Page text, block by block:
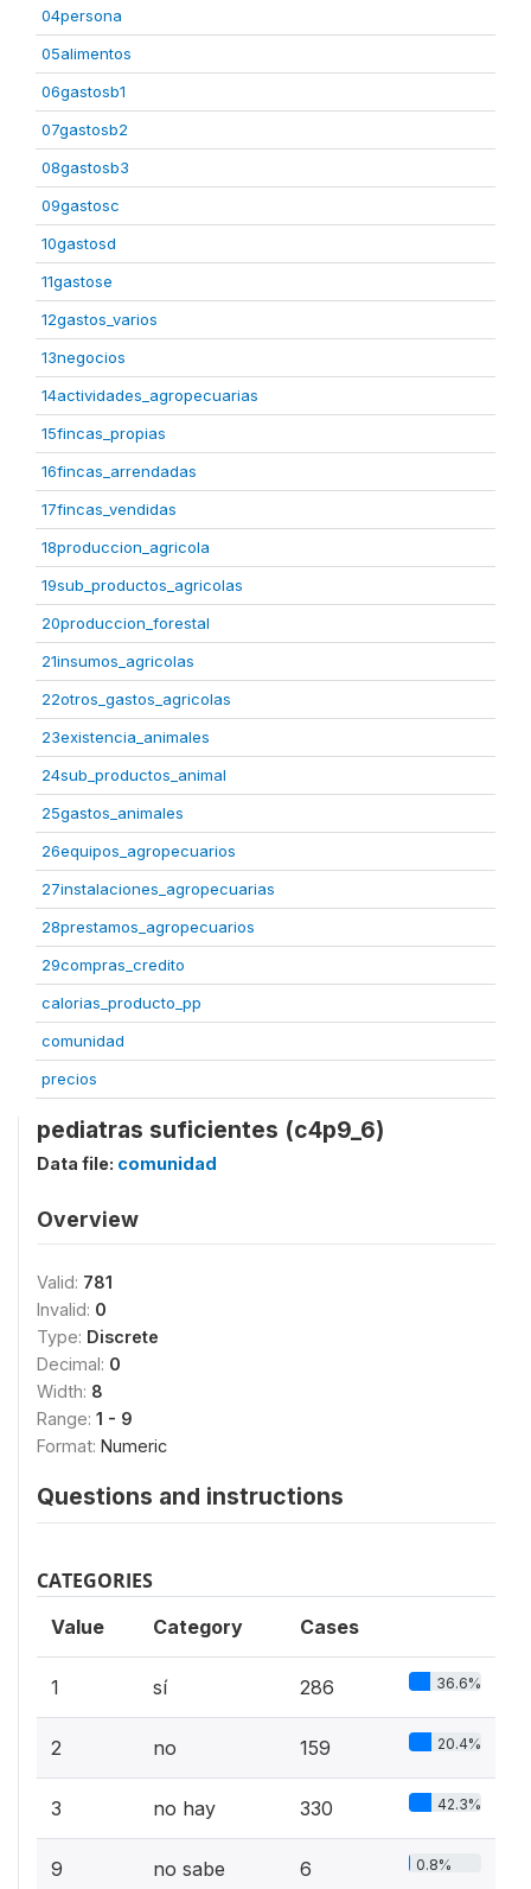
04persona
05alimentos
06gastosb1
07gastosb2
08gastosb3
09gastosc
10gastosd
11gastose
12gastos_varios
13negocios
14actividades_agropecuarias
15fincas_propias
16fincas_arrendadas
17fincas_vendidas
18produccion_agricola
19sub_productos_agricolas
20produccion_forestal
21insumos_agricolas
22otros_gastos_agricolas
23existencia_animales
24sub_productos_animal
25gastos_animales
26equipos_agropecuarios
27instalaciones_agropecuarias
28prestamos_agropecuarios
29compras_credito
calorias_producto_pp
comunidad
precios
pediatras suficientes (c4p9_6)
Data file: comunidad
Overview
Valid: 781
Invalid: 0
Type: Discrete
Decimal: 0
Width: 8
Range: 1 - 9
Format: Numeric
Questions and instructions
CATEGORIES
Value Category Cases
1 sí 286 36.6%
2 no 159 20.4%
3 no hay 330 42.3%
9 no sabe 6 0.8%